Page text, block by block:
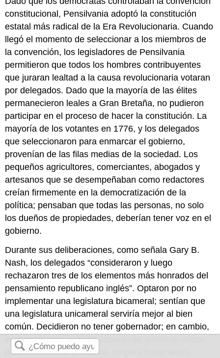
constitucional, Pensilvania adoptó la constitución
estatal más radical de la Era Revolucionaria. Cuando
llegó el momento de seleccionar a los miembros de
la convención, los legisladores de Pensilvania
permitieron que todos los hombres contribuyentes
que juraran lealtad a la causa revolucionaria votaran
por delegados. Dado que la mayoría de las élites
permanecieron leales a Gran Bretaña, no pudieron
participar en el proceso de hacer la constitución. La
mayoría de los votantes en 1776, y los delegados
que seleccionaron para enmarcar el gobierno,
provenían de las filas medias de la sociedad. Los
pequeños agricultores, comerciantes, abogados y
artesanos que se desempeñaban como redactores
creían firmemente en la democratización de la
política; pensaban que todas las personas, no solo
los dueños de propiedades, deberían tener voz en el
gobierno.
Durante sus deliberaciones, como señala Gary B.
Nash, los delegados “consideraron y luego
rechazaron tres de los elementos más honrados del
pensamiento republicano inglés”. Optaron por no
implementar una legislatura bicameral; sentían que
una legislatura unicameral serviría mejor al bien
común. Decidieron no tener gobernador; en cambio,
implementaron un débil consejo de gobierno electo
para administrar el estado, no para hacer leyes.